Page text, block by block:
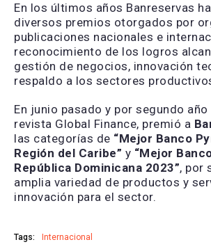
En los últimos años Banreservas
diversos premios otorgados por
publicaciones nacionales e
reconocimiento de los logros
gestión de negocios, innovación
respaldo a los sectores
En junio pasado y por segundo
revista Global Finance, premió a
las categorías de “Mejor Banco
Región del Caribe” y “Mejor
República Dominicana 2023”, por
amplia variedad de productos y
innovación para el sector.
Tags: Internacional